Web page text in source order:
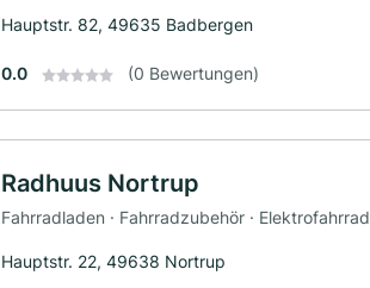
Hauptstr. 82, 49635 Badbergen
0.0 (0 Bewertungen)
Radhuus Nortrup
Fahrradladen · Fahrradzubehör · Elektrofahrrad
Hauptstr. 22, 49638 Nortrup